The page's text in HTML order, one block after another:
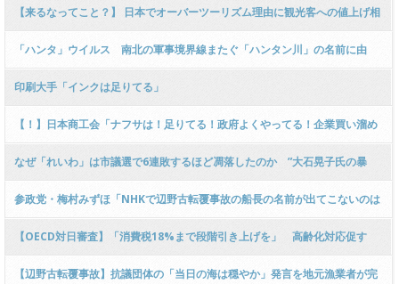
ｗｗｗｗｗ
と会談し連帯確認
【来るなってこと？】 日本でオーバーツーリズム理由に観光客への値上げ相
次ぐ＝韓国ネット「仕方ない」 ［5/14］ [仮面ウニダー★]
「ハンタ」ウイルス 南北の軍事境界線またぐ「ハンタン川」の名前に由
来 朝鮮戦争でも同様の感染症
印刷大手「インクは足りてる」
【！】日本商工会「ナフサは！足りてる！政府よくやってる！企業買い溜め
で目詰まり起こす！買い占めやめて！」 → マスコミ総スルー案件かとネット
で話題 ｗｗｗ
なぜ「れいわ」は市議選で6連敗するほど凋落したのか ”大石晃子氏の暴
走”と”切り捨てられた男からの倍返し”
参政党・梅村みずほ「NHKで辺野古転覆事故の船長の名前が出てこないのは
何で？報道しない自由？」 → NHK副会長「個別の事案の判断理由は控え
る！」ｗｗｗｗｗｗｗｗｗ
【OECD対日審査】「消費税18%まで段階引き上げを」 高齢化対応促す
【辺野古転覆事故】抗議団体の「当日の海は穏やか」発言を地元漁業者が完